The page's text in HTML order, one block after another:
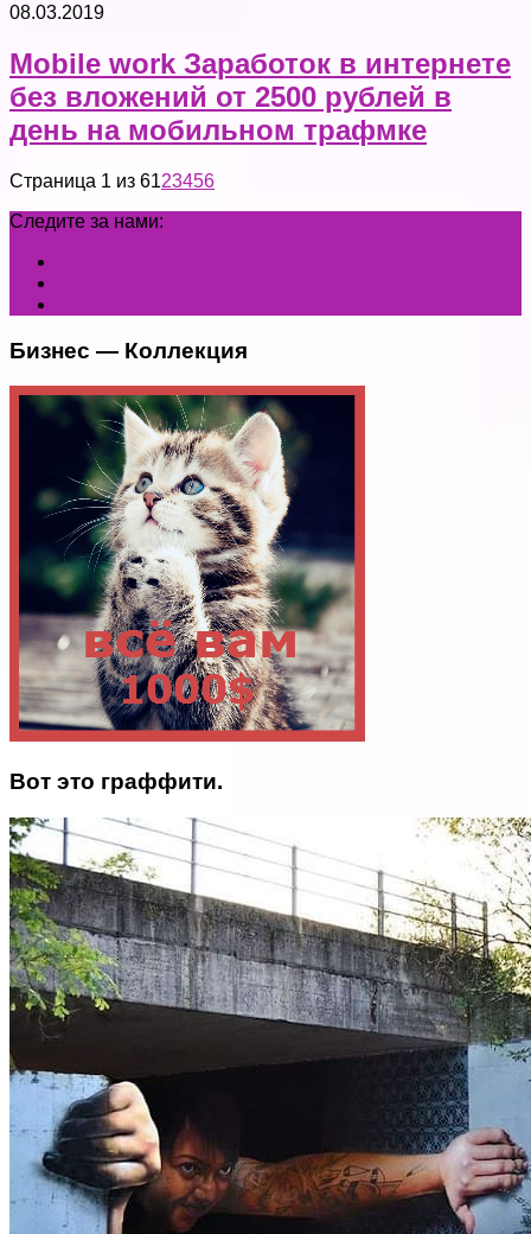
08.03.2019
Мobile work Заработок в интернете
без вложений от 2500 рублей в
день на мобильном трафмке
Страница 1 из 6123456
Следите за нами:
Бизнес — Коллекция
Вот это граффити.